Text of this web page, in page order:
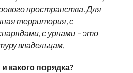
пространства. Для
территория, с
с урнами – это
владельцам.
порядка?